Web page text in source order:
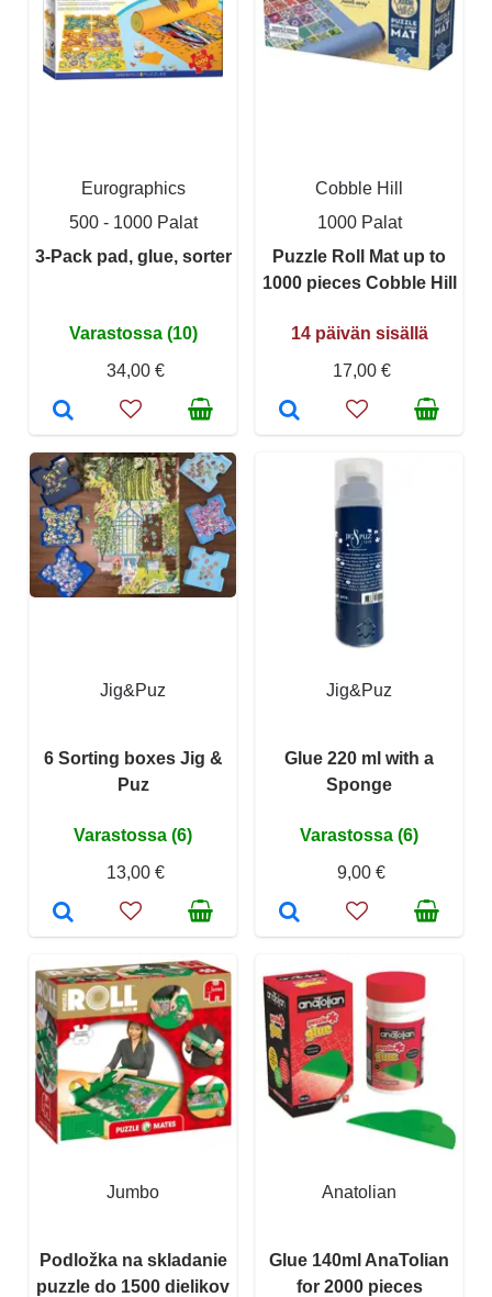
Eurographics
500 - 1000 Palat
3-Pack pad, glue, sorter
Varastossa (10)
34,00 €
Cobble Hill
1000 Palat
Puzzle Roll Mat up to
1000 pieces Cobble Hill
14 päivän sisällä
17,00 €
Jig&Puz
6 Sorting boxes Jig &
Puz
Varastossa (6)
13,00 €
Jig&Puz
Glue 220 ml with a
Sponge
Varastossa (6)
9,00 €
Jumbo
Podložka na skladanie
puzzle do 1500 dielikov
Anatolian
Glue 140ml AnaTolian
for 2000 pieces